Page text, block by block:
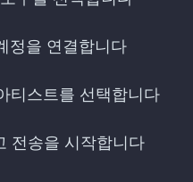
정을 연결합니다
티스트를 선택합니다
전송을 시작합니다